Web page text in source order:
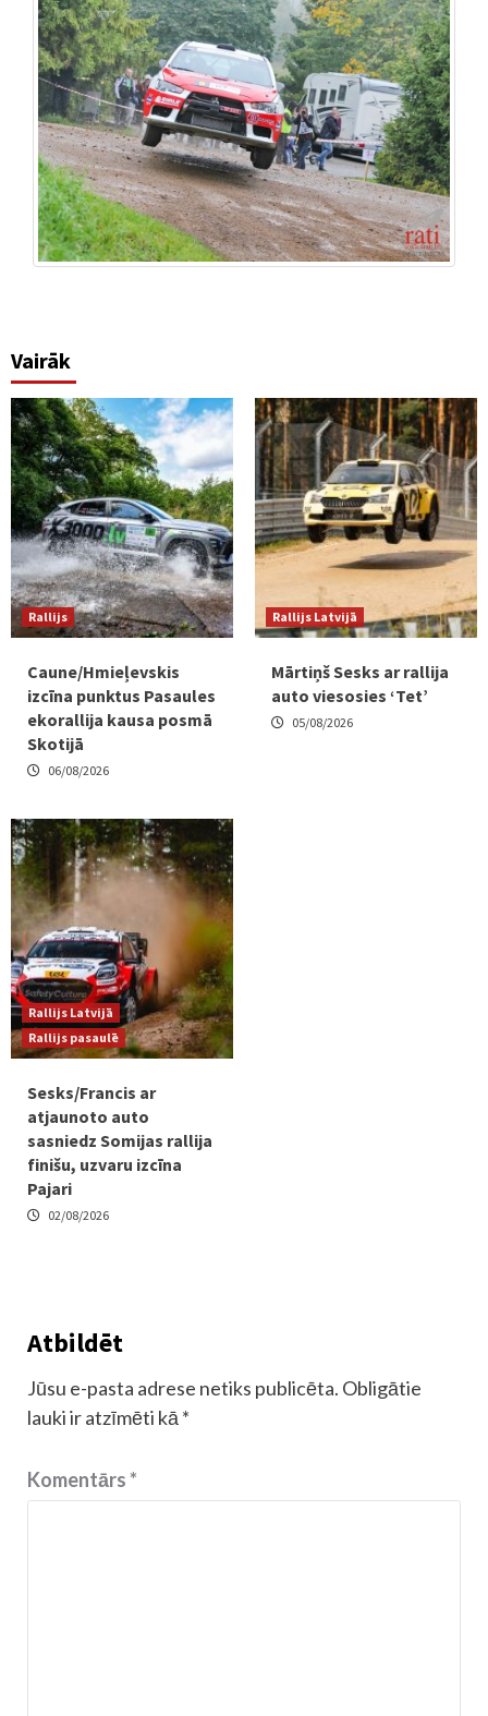
Vairāk
Rallijs
Caune/Hmieļevskis
izcīna punktus Pasaules
ekorallija kausa posmā
Skotijā
06/08/2026
Rallijs Latvijā
Mārtiņš Sesks ar rallija
auto viesosies ‘Tet’
05/08/2026
Rallijs Latvijā
Rallijs pasaulē
Sesks/Francis ar
atjaunoto auto
sasniedz Somijas rallija
finišu, uzvaru izcīna
Pajari
02/08/2026
Atbildēt
Jūsu e-pasta adrese netiks publicēta. Obligātie
lauki ir atzīmēti kā *
Komentārs*